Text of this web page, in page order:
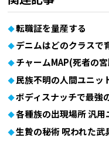
転職証を量産する
デニムはどのクラスで
チャームMAP(死者の
民族不明の人間ユニッ
ボディスナッチで最強
各種族の出現場所 汎
生贄の秘術 呪われた